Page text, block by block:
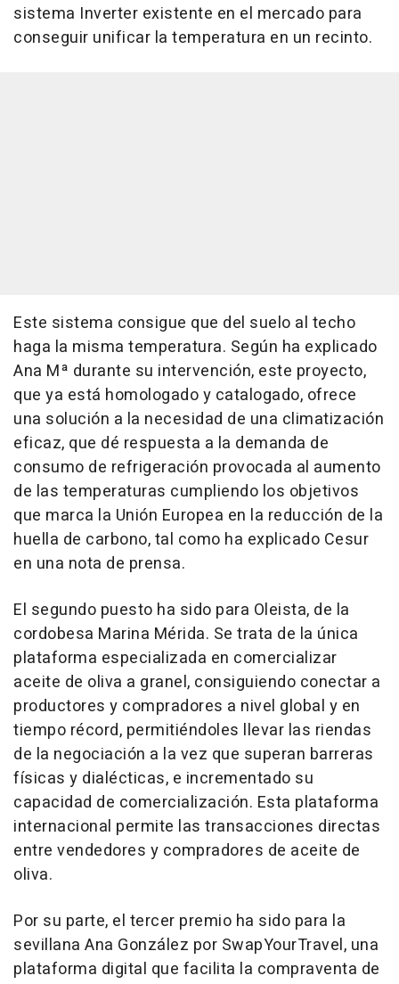
sistema Inverter existente en el mercado para
conseguir unificar la temperatura en un recinto.
Este sistema consigue que del suelo al techo
haga la misma temperatura. Según ha explicado
Ana Mª durante su intervención, este proyecto,
que ya está homologado y catalogado, ofrece
una solución a la necesidad de una climatización
eficaz, que dé respuesta a la demanda de
consumo de refrigeración provocada al aumento
de las temperaturas cumpliendo los objetivos
que marca la Unión Europea en la reducción de la
huella de carbono, tal como ha explicado Cesur
en una nota de prensa.
El segundo puesto ha sido para Oleista, de la
cordobesa Marina Mérida. Se trata de la única
plataforma especializada en comercializar
aceite de oliva a granel, consiguiendo conectar a
productores y compradores a nivel global y en
tiempo récord, permitiéndoles llevar las riendas
de la negociación a la vez que superan barreras
físicas y dialécticas, e incrementado su
capacidad de comercialización. Esta plataforma
internacional permite las transacciones directas
entre vendedores y compradores de aceite de
oliva.
Por su parte, el tercer premio ha sido para la
sevillana Ana González por SwapYourTravel, una
plataforma digital que facilita la compraventa de